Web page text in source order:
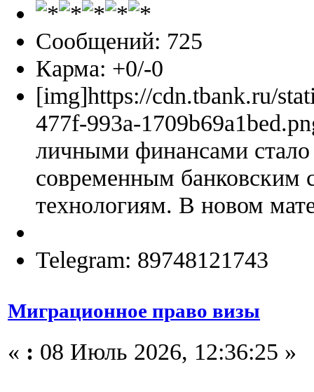
Сообщений: 725
Карма: +0/-0
[img]https://cdn.tbank.ru/
477f-993a-
личными финансами
современным банковским
технологиям. В новом
Telegram: 89748121743
Миграционное право визы
« : 08 Июль 2026, 12:36:25 »